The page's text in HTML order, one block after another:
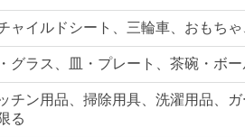
ャイルドシート、三輪車、おもち
グラス、皿・プレート、茶碗・ボ
チン用品、掃除用具、洗濯用品、
る